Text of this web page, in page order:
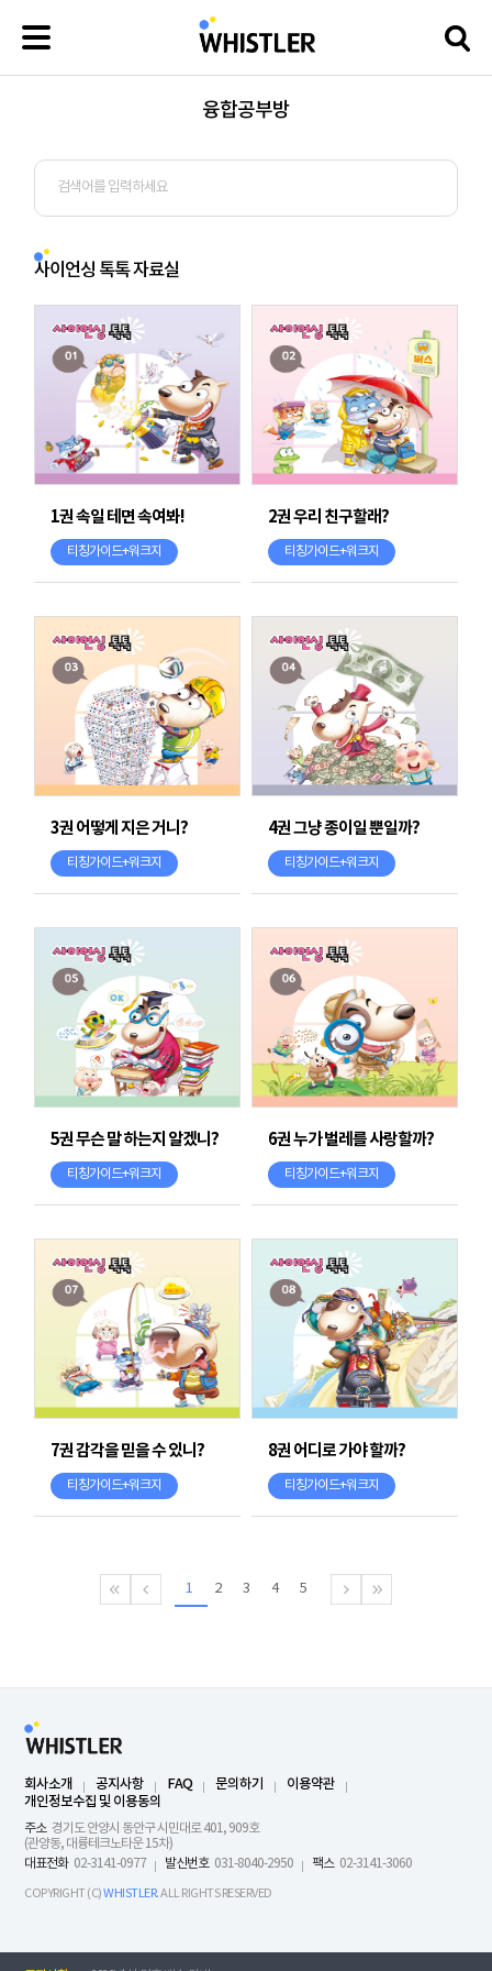
융합공부방
사이언싱 톡톡 자료실
티칭가이드+워크지
1권 속일 테면 속여봐!
티칭가이드+워크지
2권 우리 친구할래?
티칭가이드+워크지
3권 어떻게 지은 거니?
티칭가이드+워크지
4권 그냥 종이일 뿐일까?
티칭가이드+워크지
5권 무슨 말 하는지 알겠니?
티칭가이드+워크지
6권 누가 벌레를 사랑할까?
티칭가이드+워크지
7권 감각을 믿을 수 있니?
티칭가이드+워크지
8권 어디로 가야 할까?
1 2 3 4 5
회사소개 공지사항 FAQ 문의하기
이용약관
개인정보수집 및 이용동의
주소 경기도 안양시 동안구 시민대로 401, 909호
(관양동, 대륭테크노타운 15차)
대표전화 02-3141-0977 발신번호 031-8040-2950 팩스 02-3141-3060
COPYRIGHT (C)WHISTLER.ALL RIGHTS RESERVED